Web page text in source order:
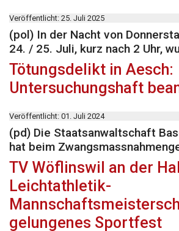
Veröffentlicht: 25. Juli 2025
(pol) In der Nacht von
24. / 25. Juli, kurz nach 2 Uhr,
Tötungsdelikt in Aesch:
Untersuchungshaft
Veröffentlicht: 01. Juli 2024
(pd) Die Staatsanwaltschaft
hat beim
TV Wöflinswil an der
Leichtathletik-
gelungenes Sportfest